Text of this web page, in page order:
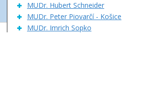
MUDr. Hubert Schneider
MUDr. Peter Piovarčí - Košice
MUDr. Imrich Sopko